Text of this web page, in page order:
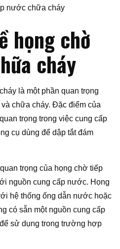
nước chữa cháy
họng chờ
cháy
là một phần quan trọng
chữa cháy. Đặc điểm của
trọng trong việc cung cấp
cụ dùng để dập tắt đám
trọng của họng chờ tiếp
nguồn cung cấp nước. Họng
hệ thống ống dẫn nước hoặc
có sẵn một nguồn cung cấp
sử dụng trong trường hợp